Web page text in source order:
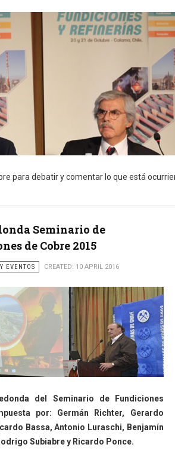
para debatir y comentar lo que está
Seminario de
de Cobre 2015
EVENTOS CREATED: 10 APRIL 2016
del Seminario de Fundiciones
por: Germán Richter, Gerardo
Bassa, Antonio Luraschi, Benjamín
Subiabre y Ricardo Ponce.